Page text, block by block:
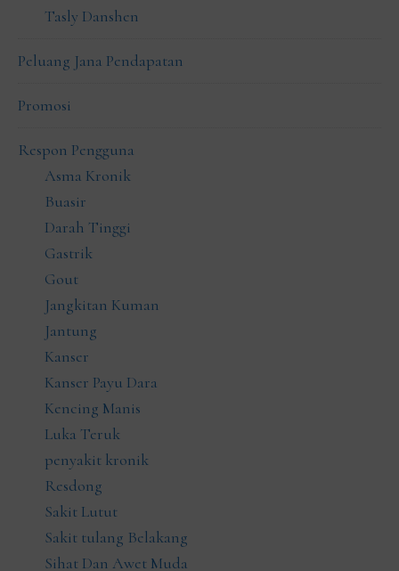
Tasly Danshen
Peluang Jana Pendapatan
Promosi
Respon Pengguna
Asma Kronik
Buasir
Darah Tinggi
Gastrik
Gout
Jangkitan Kuman
Jantung
Kanser
Kanser Payu Dara
Kencing Manis
Luka Teruk
penyakit kronik
Resdong
Sakit Lutut
Sakit tulang Belakang
Sihat Dan Awet Muda